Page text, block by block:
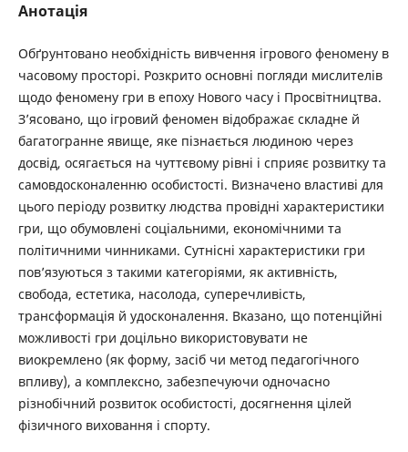
Анотація
Обґрунтовано необхідність вивчення ігрового феномену в
часовому просторі. Розкрито основні погляди мислителів
щодо феномену гри в епоху Нового часу і Просвітництва.
З’ясовано, що ігровий феномен відображає складне й
багатогранне явище, яке пізнається людиною через
досвід, осягається на чуттєвому рівні і сприяє розвитку та
самовдосконаленню особистості. Визначено властиві для
цього періоду розвитку людства провідні характеристики
гри, що обумовлені соціальними, економічними та
політичними чинниками. Сутнісні характеристики гри
пов’язуються з такими категоріями, як активність,
свобода, естетика, насолода, суперечливість,
трансформація й удосконалення. Вказано, що потенційні
можливості гри доцільно використовувати не
виокремлено (як форму, засіб чи метод педагогічного
впливу), а комплексно, забезпечуючи одночасно
різнобічний розвиток особистості, досягнення цілей
фізичного виховання і спорту.